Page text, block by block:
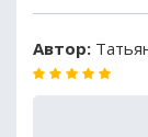
Автор: